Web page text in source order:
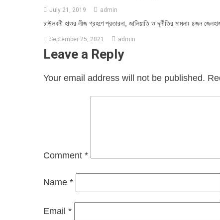
July 21, 2019 admin
চাউলধনী হাওর লীজ গ্রহণে প্রতারনা, জালিয়াতি ও দূর্নীতির মামলাঃ ৪জন
September 25, 2021 admin
Leave a Reply
Your email address will not be published.
Comment *
Name *
Email *